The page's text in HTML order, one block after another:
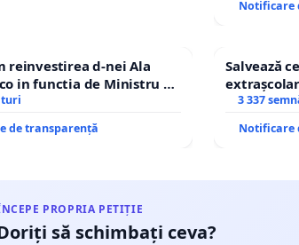
Notificare
reinvestirea d-nei Ala
in functia de Ministru al
de transparență
Salvează
copiilor
3 337
Notificare
PROPRIA PETIȚIE
să schimbați ceva?